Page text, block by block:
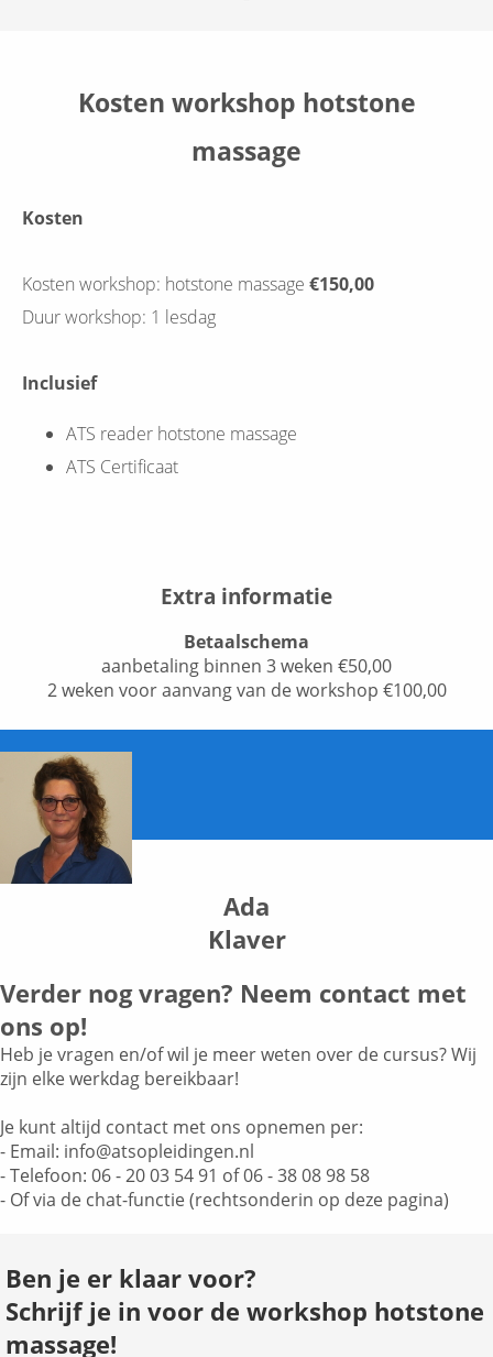
Kosten workshop hotstone
massage
Kosten
Kosten workshop: hotstone massage €150,00
Duur workshop: 1 lesdag
Inclusief
ATS reader hotstone massage
ATS Certificaat
Extra informatie
Betaalschema
aanbetaling binnen 3 weken €50,00
2 weken voor aanvang van de workshop €100,00
Ada
Klaver
Verder nog vragen? Neem contact met
ons op!
Heb je vragen en/of wil je meer weten over de cursus? Wij
zijn elke werkdag bereikbaar!
Je kunt altijd contact met ons opnemen per:
- Email: info@atsopleidingen.nl
- Telefoon: 06 - 20 03 54 91 of 06 - 38 08 98 58
- Of via de chat-functie (rechtsonderin op deze pagina)
Ben je er klaar voor?
Schrijf je in voor de workshop hotstone
massage!